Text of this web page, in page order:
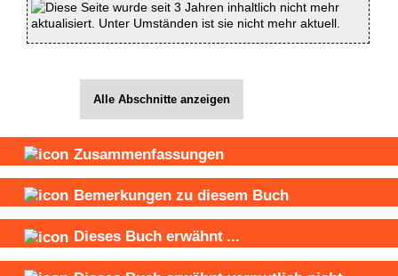
Diese Seite wurde seit 3 Jahren inhaltlich nicht mehr
aktualisiert. Unter Umständen ist sie nicht mehr aktuell.
Alle Abschnitte anzeigen
Zusammenfassungen
Bemerkungen zu diesem Buch
Dieses Buch erwähnt ...